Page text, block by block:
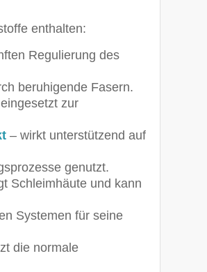
enthalten:
Regulierung des
beruhigende Fasern.
zur
– wirkt unterstützend auf
genutzt.
Schleimhäute und kann
Systemen für seine
die normale